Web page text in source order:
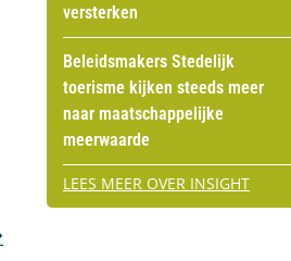
versterken
Beleidsmakers Stedelijk
toerisme kijken steeds meer
naar maatschappelijke
meerwaarde
LEES MEER OVER INSIGHT